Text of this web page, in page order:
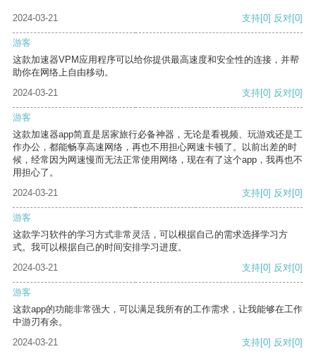
2024-03-21 支持[0] 反对[0]
游客
这款加速器VPM应用程序可以给你提供最高速度和安全性的连接，并帮
助你在网络上自由移动。
2024-03-21
支持[0] 反对[0]
游客
这款加速器app简直是居家旅行必备神器，无论是看视频、玩游戏还是工
作办公，都能畅享高速网络，再也不用担心网速卡顿了。以前出差的时
候，经常因为网速慢而无法正常使用网络，现在有了这个app，我再也不
用担心了。
2024-03-21
支持[0] 反对[0]
游客
这款学习软件的学习方式非常灵活，可以根据自己的需求选择学习方
式。我可以根据自己的时间安排学习进度。
2024-03-21
支持[0] 反对[0]
游客
这款app的功能非常强大，可以满足我所有的工作需求，让我能够在工作
中游刃有余。
2024-03-21
支持[0] 反对[0]